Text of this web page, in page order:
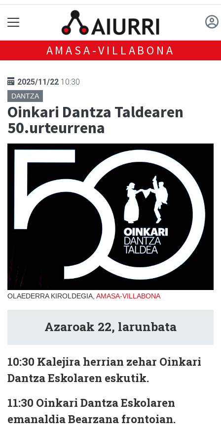
AMASA-VILLABONA
2025/11/22 10:30
DANTZA
Oinkari Dantza Taldearen
50.urteurrena
OLAEDERRA KIROLDEGIA, AMASA-VILLABONA
Azaroak 22, larunbata
10:30 Kalejira herrian zehar Oinkari
Dantza Eskolaren eskutik.
11:30 Oinkari Dantza Eskolaren
emanaldia Bearzana frontoian.